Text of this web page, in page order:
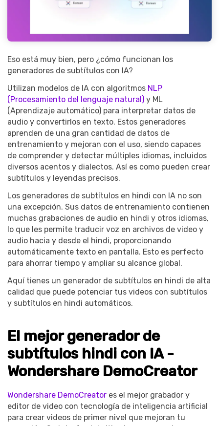
Eso está muy bien, pero ¿cómo funcionan los
generadores de subtítulos con IA?
Utilizan modelos de IA con algoritmos NLP
(Procesamiento del lenguaje natural) y ML
(Aprendizaje automático) para interpretar datos de
audio y convertirlos en texto. Estos generadores
aprenden de una gran cantidad de datos de
entrenamiento y mejoran con el uso, siendo capaces
de comprender y detectar múltiples idiomas, incluidos
diversos acentos y dialectos. Así es como pueden crear
subtítulos y leyendas precisos.
Los generadores de subtítulos en hindi con IA no son
una excepción. Sus datos de entrenamiento contienen
muchas grabaciones de audio en hindi y otros idiomas,
lo que les permite traducir voz en archivos de video y
audio hacia y desde el hindi, proporcionando
automáticamente texto en pantalla. Esto es perfecto
para ahorrar tiempo y ampliar su alcance global.
Aquí tienes un generador de subtítulos en hindi de alta
calidad que puede potenciar tus videos con subtítulos
y subtítulos en hindi automáticos.
El mejor generador de
subtítulos hindi con IA -
Wondershare DemoCreator
Wondershare DemoCreator es el mejor grabador y
editor de video con tecnología de inteligencia artificial
para crear videos de primer nivel que mejoran tu